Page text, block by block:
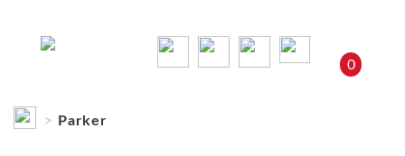
0
Parker
Parker